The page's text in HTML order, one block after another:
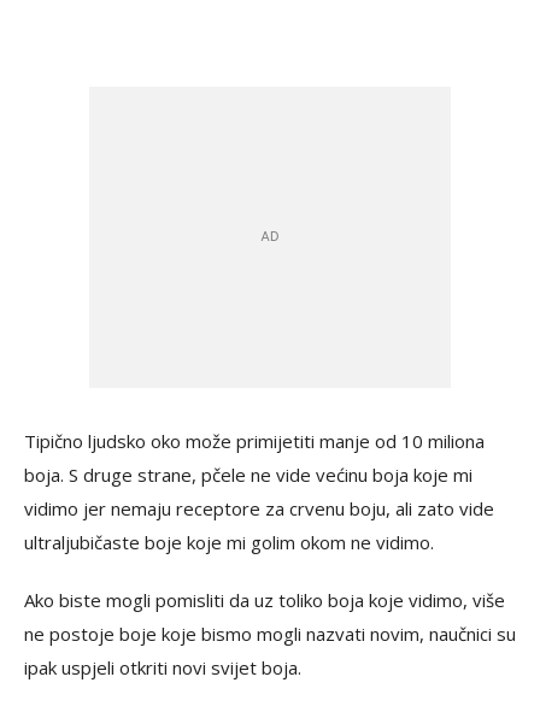
Tipično ljudsko oko može primijetiti manje od 10 miliona
boja. S druge strane, pčele ne vide većinu boja koje mi
vidimo jer nemaju receptore za crvenu boju, ali zato vide
ultraljubičaste boje koje mi golim okom ne vidimo.
Ako biste mogli pomisliti da uz toliko boja koje vidimo, više
ne postoje boje koje bismo mogli nazvati novim, naučnici su
ipak uspjeli otkriti novi svijet boja.